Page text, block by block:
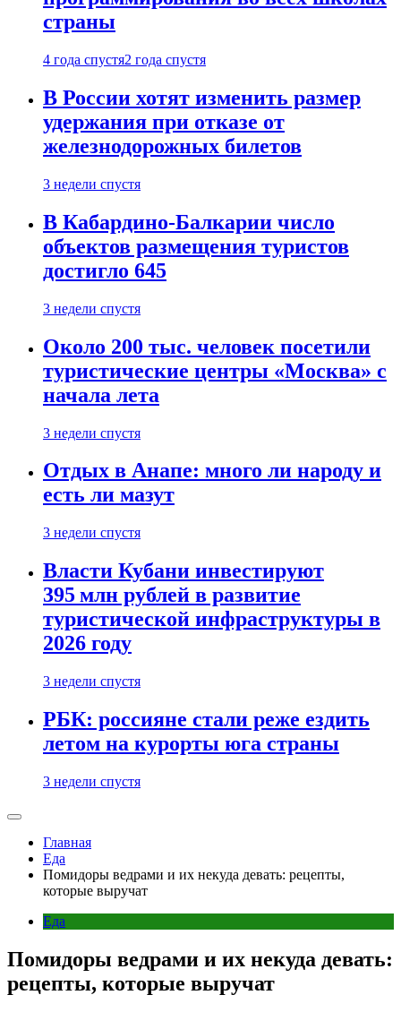
страны
4 года спустя2 года спустя
В России хотят изменить размер
удержания при отказе от
железнодорожных билетов
3 недели спустя
В Кабардино-Балкарии число
объектов размещения туристов
достигло 645
3 недели спустя
Около 200 тыс. человек посетили
туристические центры «Москва» с
начала лета
3 недели спустя
Отдых в Анапе: много ли народу и
есть ли мазут
3 недели спустя
Власти Кубани инвестируют
395 млн рублей в развитие
туристической инфраструктуры в
2026 году
3 недели спустя
РБК: россияне стали реже ездить
летом на курорты юга страны
3 недели спустя
Главная
Еда
Помидоры ведрами и их некуда девать: рецепты,
которые выручат
Еда
Помидоры ведрами и их некуда девать:
рецепты, которые выручат